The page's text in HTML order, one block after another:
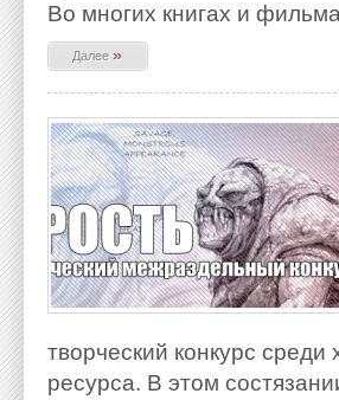
Во многих книгах и
Далее»
творческий конкурс
ресурса. В этом